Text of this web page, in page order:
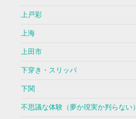
上戸彩
上海
上田市
下穿き・スリッパ
下関
不思議な体験（夢か現実か判らない）